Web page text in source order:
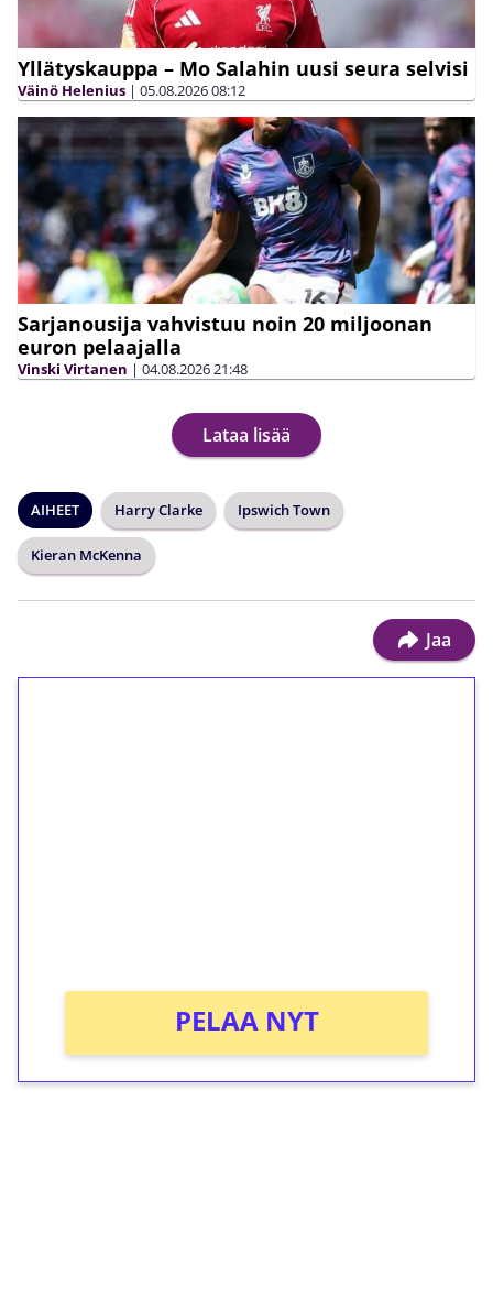
Yllätyskauppa – Mo Salahin uusi seura selvisi
Väinö Helenius | 05.08.202608:12
Sarjanousija vahvistuu noin 20 miljoonan
euron pelaajalla
Vinski Virtanen | 04.08.202621:48
Lataa lisää
AIHEET Harry Clarke Ipswich Town
Kieran McKenna
Jaa
PELAA NYT